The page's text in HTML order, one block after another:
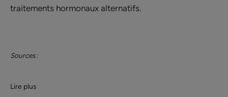
traitements hormonaux alternatifs.
Sources :
Lire plus